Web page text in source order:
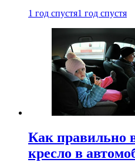
1 год спустя1 год спустя
Как правильно
кресло в